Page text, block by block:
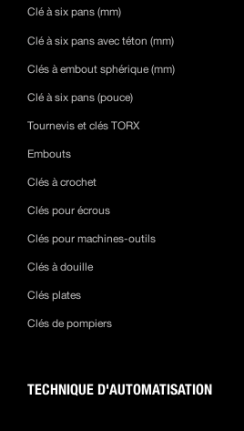
Clé à six pans (mm)
Clé à six pans avec téton (mm)
Clés à embout sphérique (mm)
Clé à six pans (pouce)
Tournevis et clés TORX
Embouts
Clés à crochet
Clés pour écrous
Clés pour machines-outils
Clés à douille
Clés plates
Clés de pompiers
TECHNIQUE D'AUTOMATISATION